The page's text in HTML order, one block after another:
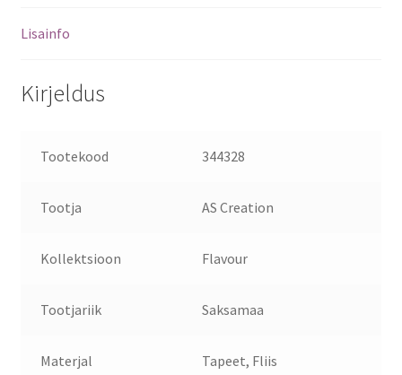
Lisainfo
Kirjeldus
Tootekood 344328
Tootja AS Creation
Kollektsioon Flavour
Tootjariik Saksamaa
Materjal Tapeet, Fliis